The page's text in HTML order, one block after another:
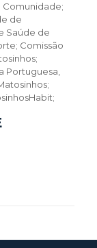
Comunidade;
de
Saúde de
Comissão
Portuguesa,